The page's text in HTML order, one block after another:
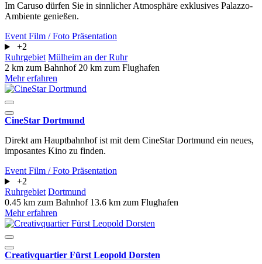
Im Caruso dürfen Sie in sinnlicher Atmosphäre exklusives Palazzo-
Ambiente genießen.
Event Film / Foto Präsentation
+2
Ruhrgebiet Mülheim an der Ruhr
2 km zum Bahnhof 20 km zum Flughafen
Mehr erfahren
CineStar Dortmund
Direkt am Hauptbahnhof ist mit dem CineStar Dortmund ein neues,
imposantes Kino zu finden.
Event Film / Foto Präsentation
+2
Ruhrgebiet Dortmund
0.45 km zum Bahnhof 13.6 km zum Flughafen
Mehr erfahren
Creativquartier Fürst Leopold Dorsten